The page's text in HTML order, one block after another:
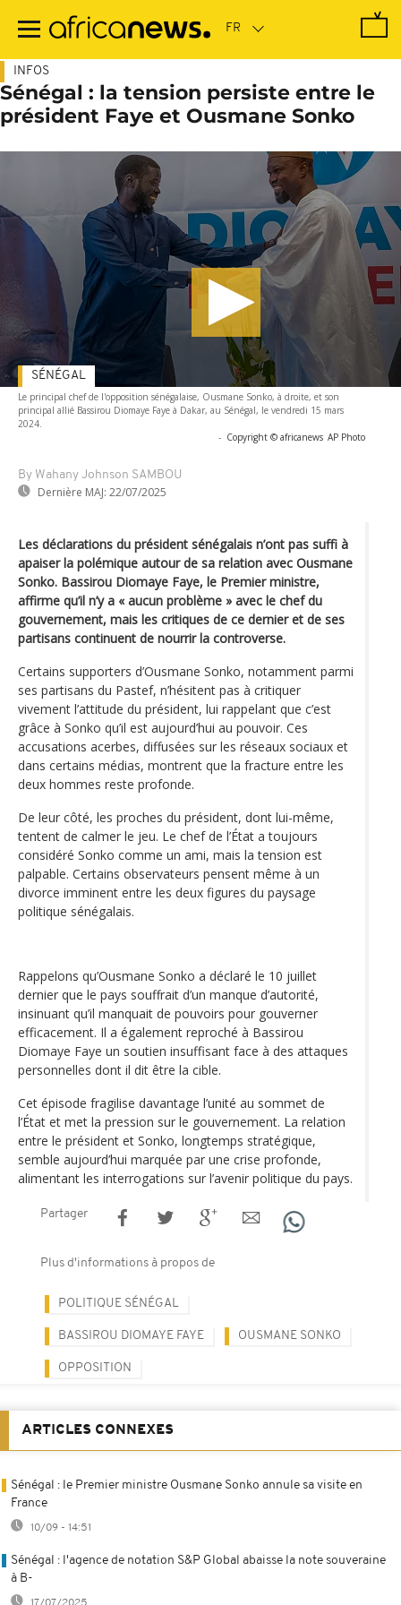
contenu
INFOS
Sénégal : la tension persiste entre le
président Faye et Ousmane Sonko
Le principal chef de l'opposition sénégalaise, Ousmane Sonko, à droite, et son
principal allié Bassirou Diomaye Faye à Dakar, au Sénégal, le vendredi 15 mars
2024.
- Copyright © africanews AP Photo
By Wahany Johnson SAMBOU
Dernière MAJ: 22/07/2025
SÉNÉGAL
Les déclarations du président sénégalais n’ont pas suffi à
apaiser la polémique autour de sa relation avec Ousmane
Sonko. Bassirou Diomaye Faye, le Premier ministre,
affirme qu’il n’y a « aucun problème » avec le chef du
gouvernement, mais les critiques de ce dernier et de ses
partisans continuent de nourrir la controverse.
Certains supporters d’Ousmane Sonko, notamment parmi
ses partisans du Pastef, n’hésitent pas à critiquer
vivement l’attitude du président, lui rappelant que c’est
grâce à Sonko qu’il est aujourd’hui au pouvoir. Ces
accusations acerbes, diffusées sur les réseaux sociaux et
dans certains médias, montrent que la fracture entre les
deux hommes reste profonde.
De leur côté, les proches du président, dont lui-même,
tentent de calmer le jeu. Le chef de l’État a toujours
considéré Sonko comme un ami, mais la tension est
palpable. Certains observateurs pensent même à un
divorce imminent entre les deux figures du paysage
politique sénégalais.
Rappelons qu’Ousmane Sonko a déclaré le 10 juillet
dernier que le pays souffrait d’un manque d’autorité,
insinuant qu’il manquait de pouvoirs pour gouverner
efficacement. Il a également reproché à Bassirou
Diomaye Faye un soutien insuffisant face à des attaques
personnelles dont il dit être la cible.
Cet épisode fragilise davantage l’unité au sommet de
l’État et met la pression sur le gouvernement. La relation
entre le président et Sonko, longtemps stratégique,
semble aujourd’hui marquée par une crise profonde,
alimentant les interrogations sur l’avenir politique du pays.
Partager
Plus d'informations à propos de
POLITIQUE SÉNÉGAL
BASSIROU DIOMAYE FAYE OUSMANE SONKO
OPPOSITION
ARTICLES CONNEXES
Sénégal : le Premier ministre Ousmane Sonko annule sa visite en
France
10/09 - 14:51
Sénégal : l'agence de notation S&P Global abaisse la note souveraine
à B-